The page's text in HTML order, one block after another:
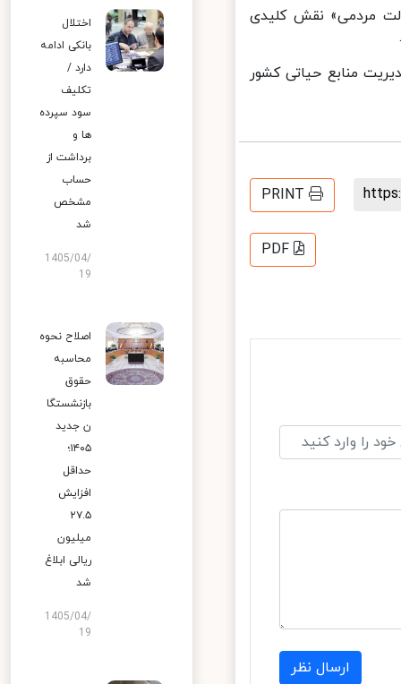
مردمی» نقش کلیدی
منابع حیاتی کشور
PRINT
PDF
ارسال نظر
اختلال
بانکی ادامه
دارد /
تکلیف
سود سپرده
ها و
برداشت از
حساب
مشخص
شد
1405/04/
19
اصلاح نحوه
محاسبه
حقوق
بازنشستگا
ن جدید
۱۴۰۵؛
حداقل
افزایش
۲۷.۵
میلیون
ریالی ابلاغ
شد
1405/04/
19